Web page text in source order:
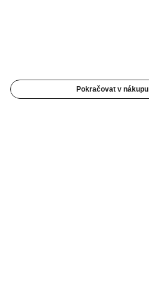
Pokračovat v nákupu